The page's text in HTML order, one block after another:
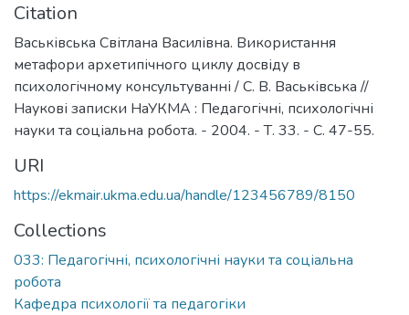
Citation
Васьківська Світлана Василівна. Використання
метафори архетипічного циклу досвіду в
психологічному консультуванні / С. В. Васьківська //
Наукові записки НаУКМА : Педагогічні, психологічні
науки та соціальна робота. - 2004. - Т. 33. - С. 47-55.
URI
https://ekmair.ukma.edu.ua/handle/123456789/8150
Collections
033: Педагогічні, психологічні науки та соціальна
робота
Кафедра психології та педагогіки